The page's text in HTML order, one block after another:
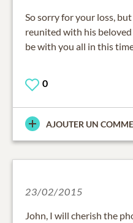
So sorry for your loss,
reunited with his
be with you all in this
0
AJOUTER UN
23/02/2015
John, I will cherish the